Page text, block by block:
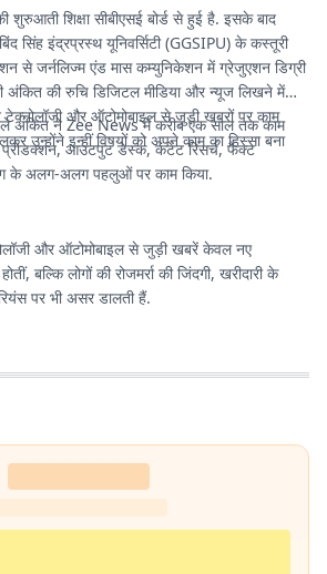
शुरुआती शिक्षा सीबीएसई बोर्ड से हुई है. इसके बाद
सिंह इंद्रप्रस्थ यूनिवर्सिटी (GGSIPU) के कस्तूरी
से जर्नलिज्म एंड मास कम्युनिकेशन में ग्रेजुएशन डिग्री
अंकित की रुचि डिजिटल मीडिया और न्यूज लिखने में
टेक्नोलॉजी और ऑटोमोबाइल से जुड़ी खबरों पर काम
उन्होंने इन्हीं विषयों को अपने काम का हिस्सा बना
अंकित ने Zee News में करीब एक साल तक काम
प्रोडक्शन, आउटपुट डेस्क, कंटेंट रिसर्च, फैक्ट
के अलग-अलग पहलुओं पर काम किया.
और ऑटोमोबाइल से जुड़ी खबरें केवल नए
बल्कि लोगों की रोजमर्रा की जिंदगी, खरीदारी के
पर भी असर डालती हैं.